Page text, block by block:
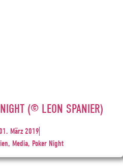
(© LEON SPANIER)
März 2019
Media, Poker Night